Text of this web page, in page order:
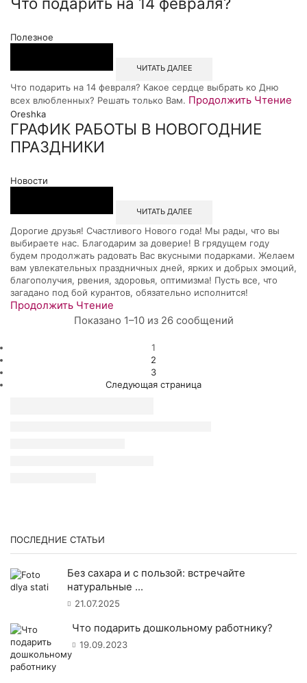
Полезное
ЧИТАТЬ ДАЛЕЕ
Что подарить на 14 февраля? Какое сердце выбрать ко Дню
всех влюбленных? Решать только Вам. Продолжить Чтение
Oreshka
ГРАФИК РАБОТЫ В НОВОГОДНИЕ
ПРАЗДНИКИ
Новости
ЧИТАТЬ ДАЛЕЕ
Дорогие друзья! Счастливого Нового года! Мы рады, что вы
выбираете нас. Благодарим за доверие! В грядущем году
будем продолжать радовать Вас вкусными подарками. Желаем
вам увлекательных праздничных дней, ярких и добрых эмоций,
благополучия, рвения, здоровья, оптимизма! Пусть все, что
загадано под бой курантов, обязательно исполнится!
Продолжить Чтение
Показано 1–10 из 26 сообщений
1
2
3
Следующая страница
ПОСЛЕДНИЕ СТАТЬИ
Без сахара и с пользой: встречайте
натуральные ...
21.07.2025
Что подарить дошкольному работнику?
19.09.2023